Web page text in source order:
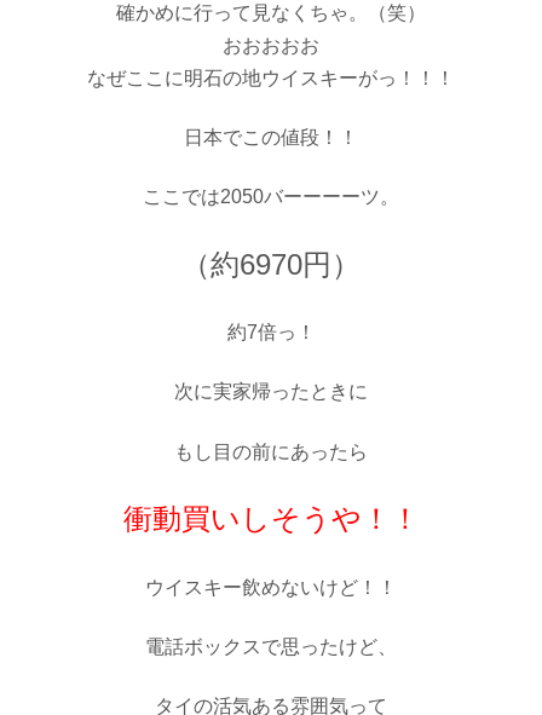
確かめに行って見なくちゃ。（笑）
おおおおお
なぜここに明石の地ウイスキーがっ！！！
日本でこの値段！！
ここでは2050バーーーーツ。
（約6970円）
約7倍っ！
次に実家帰ったときに
もし目の前にあったら
衝動買いしそうや！！
ウイスキー飲めないけど！！
電話ボックスで思ったけど、
タイの活気ある雰囲気って